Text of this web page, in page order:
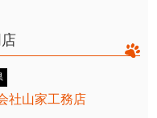
社山家工務店